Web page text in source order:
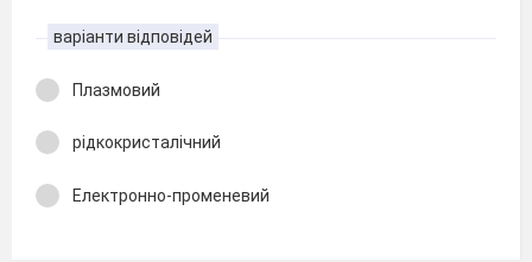
варіанти відповідей
Плазмовий
рідкокристалічний
Електронно-променевий